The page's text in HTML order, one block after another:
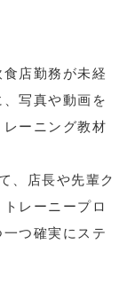
食店勤務が未経
写真や動画を
ーニング教材
、店長や先輩ク
レーニープロ
つ確実にステ